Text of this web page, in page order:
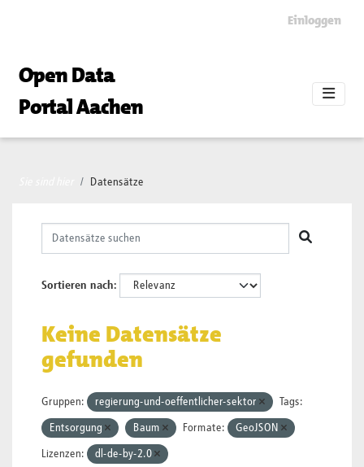
Einloggen
Open Data
Portal Aachen
Datensätze
Sortieren nach
Keine Datensätze
gefunden
Gruppen: regierung-und-oeffentlicher-sektor Tags:
Entsorgung Baum Formate: GeoJSON
Lizenzen: dl-de-by-2.0